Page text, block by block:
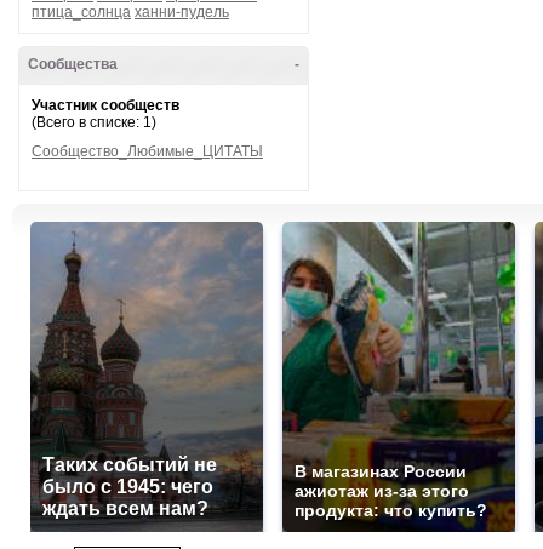
птица_солнца ханни-пудель
-
Сообщества
Участник сообществ
(Всего в списке: 1)
Сообщество_Любимые_ЦИТАТЫ
Таких событий не
было с 1945: чего
ждать всем нам?
В магазинах России
ажиотаж из-за этого
продукта: что купить?